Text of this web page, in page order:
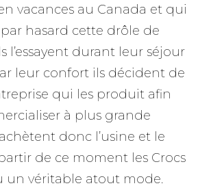
vacances au Canada et qui
hasard cette drôle de
l’essayent durant leur séjour
leur confort ils décident de
qui les produit afin
à plus grande
donc l’usine et le
de ce moment les Crocs
un véritable atout mode.